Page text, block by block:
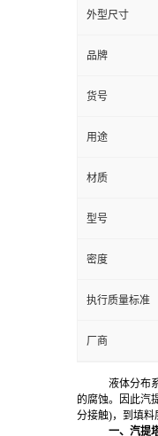
外型尺寸
品牌
货号
用途
材质
型号
密度
执行质量标准
厂商
液体分布
的腐蚀。因此汽
分接触)，到填料
一、汽提